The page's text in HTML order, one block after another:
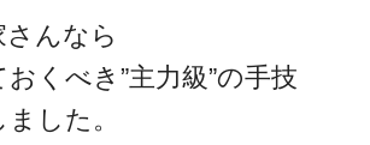
んなら
くべき”主力級”の手技
した。